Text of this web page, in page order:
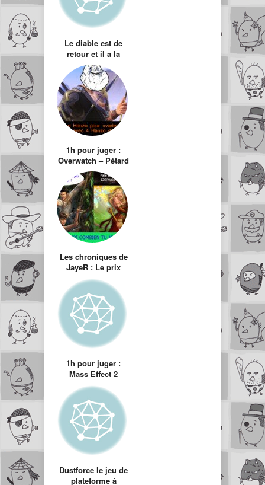
Le diable est de
retour et il a la
classe ! Diablo 3
will kick your ass
1h pour juger :
Overwatch – Pétard
mouillé pour ce
qui aurait dû être
un jeu free to play
Les chroniques de
JayeR : Le prix
d’un jeu vidéo
1h pour juger :
Mass Effect 2
Dustforce le jeu de
plateforme à